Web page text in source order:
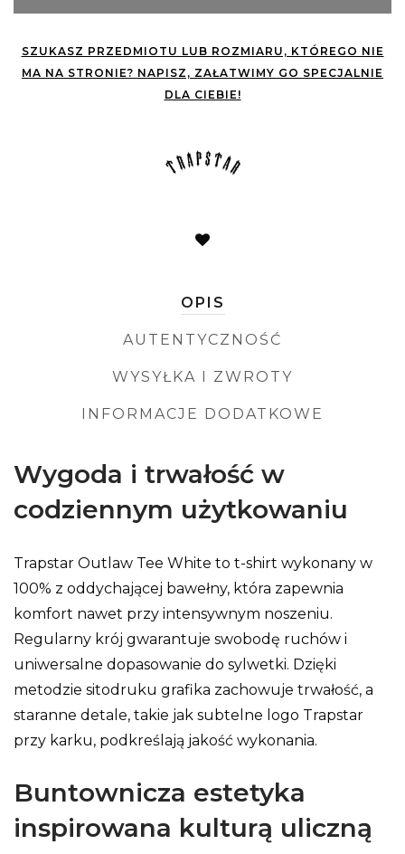
SZUKASZ PRZEDMIOTU LUB ROZMIARU, KTÓREGO NIE
MA NA STRONIE? NAPISZ, ZAŁATWIMY GO SPECJALNIE
DLA CIEBIE!
OPIS
AUTENTYCZNOŚĆ
WYSYŁKA I ZWROTY
INFORMACJE DODATKOWE
Wygoda i trwałość w
codziennym użytkowaniu
Trapstar Outlaw Tee White to t-shirt wykonany w
100% z oddychającej bawełny, która zapewnia
komfort nawet przy intensywnym noszeniu.
Regularny krój gwarantuje swobodę ruchów i
uniwersalne dopasowanie do sylwetki. Dzięki
metodzie sitodruku grafika zachowuje trwałość, a
staranne detale, takie jak subtelne logo Trapstar
przy karku, podkreślają jakość wykonania.
Buntownicza estetyka
inspirowana kulturą uliczną